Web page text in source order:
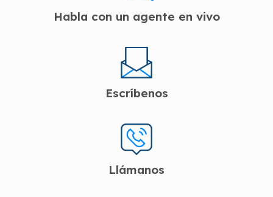
Habla con un agente en vivo
Escríbenos
Llámanos